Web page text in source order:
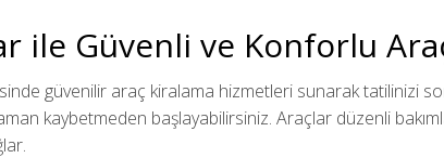
ile Güvenli ve Konforlu
güvenilir araç kiralama hizmetleri sunarak tatilinizi
kaybetmeden başlayabilirsiniz. Araçlar düzenli